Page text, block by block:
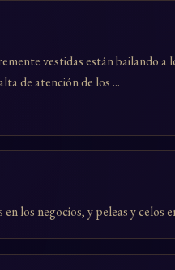
vestidas están bailando a
de atención de los ...
los negocios, y peleas y celos